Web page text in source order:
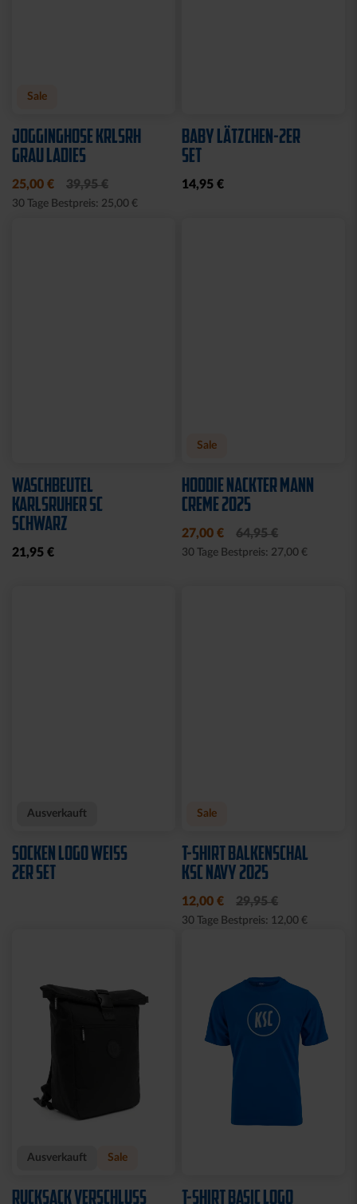
Sale
JOGGINGHOSE KRLSRH
GRAU LADIES
25,00 € 39,95 €
30 Tage Bestpreis: 25,00 €
BABY LÄTZCHEN-2ER
SET
14,95 €
WASCHBEUTEL
KARLSRUHER SC
SCHWARZ
21,95 €
Sale
HOODIE NACKTER MANN
CREME 2025
27,00 € 64,95 €
30 Tage Bestpreis: 27,00 €
Ausverkauft
SOCKEN LOGO WEISS 2
ER SET
Sale
T-SHIRT BALKENSCHAL
KSC NAVY 2025
12,00 € 29,95 €
30 Tage Bestpreis: 12,00 €
SOCKEN LOGO NAVY 2ER FLEECEJACKE LOGO